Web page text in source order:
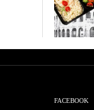
FACEBOOK